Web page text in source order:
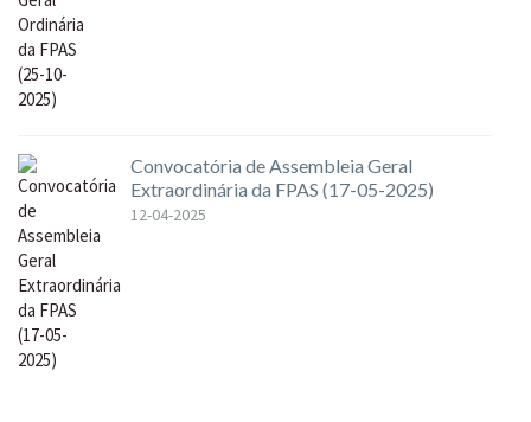
Convocatória de Assembleia Geral
Extraordinária da FPAS (17-05-2025)
12-04-2025